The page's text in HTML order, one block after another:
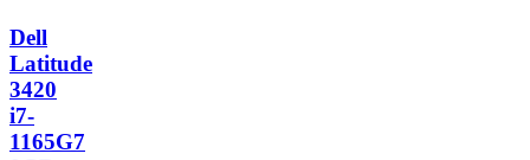
Dell
Latitude
3420
i7-
1165G7